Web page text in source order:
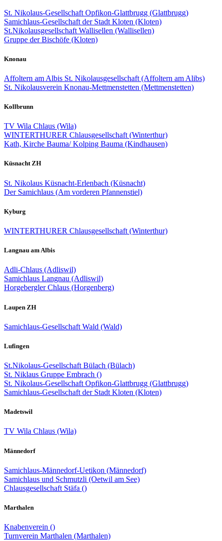
St. Nikolaus-Gesellschaft Opfikon-Glattbrugg (Glattbrugg)
Samichlaus-Gesellschaft der Stadt Kloten (Kloten)
St.Nikolausgesellschaft Wallisellen (Wallisellen)
Gruppe der Bischöfe (Kloten)
Knonau
Affoltern am Albis St. Nikolausgesellschaft (Affoltern am Alibs)
St. Nikolausverein Knonau-Mettmenstetten (Mettmenstetten)
Kollbrunn
TV Wila Chlaus (Wila)
WINTERTHURER Chlausgesellschaft (Winterthur)
Kath, Kirche Bauma/ Kolping Bauma (Kindhausen)
Küsnacht ZH
St. Nikolaus Küsnacht-Erlenbach (Küsnacht)
Der Samichlaus (Am vorderen Pfannenstiel)
Kyburg
WINTERTHURER Chlausgesellschaft (Winterthur)
Langnau am Albis
Adli-Chlaus (Adliswil)
Samichlaus Langnau (Adliswil)
Horgebergler Chlaus (Horgenberg)
Laupen ZH
Samichlaus-Gesellschaft Wald (Wald)
Lufingen
St.Nikolaus-Gesellschaft Bülach (Bülach)
St. Niklaus Gruppe Embrach ()
St. Nikolaus-Gesellschaft Opfikon-Glattbrugg (Glattbrugg)
Samichlaus-Gesellschaft der Stadt Kloten (Kloten)
Madetswil
TV Wila Chlaus (Wila)
Männedorf
Samichlaus-Männedorf-Uetikon (Männedorf)
Samichlaus und Schmutzli (Oetwil am See)
Chlausgesellschaft Stäfa ()
Marthalen
Knabenverein ()
Turnverein Marthalen (Marthalen)